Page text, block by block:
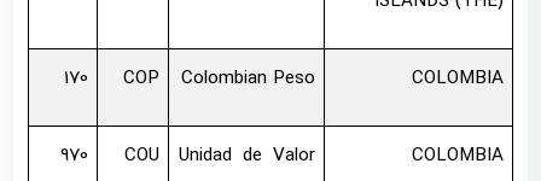
COLOMBIA
Colombian Peso
COP
170
COLOMBIA
Unidad de Valor
COU
970